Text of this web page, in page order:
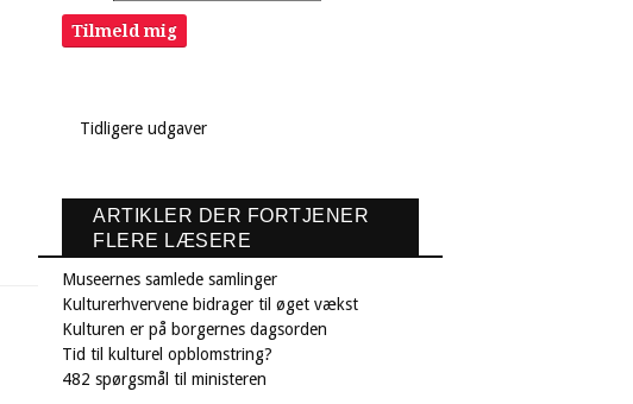
Tilmeld mig
Tidligere udgaver
ARTIKLER DER FORTJENER
FLERE LÆSERE
Museernes samlede samlinger
Kulturerhvervene bidrager til øget vækst
Kulturen er på borgernes dagsorden
Tid til kulturel opblomstring?
482 spørgsmål til ministeren